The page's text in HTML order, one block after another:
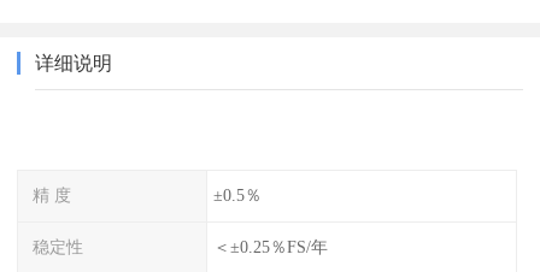
详细说明
精 度 ±0.5％
稳定性 ＜±0.25％FS/年